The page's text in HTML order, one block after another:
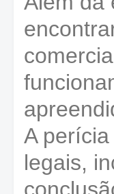
A
legais,